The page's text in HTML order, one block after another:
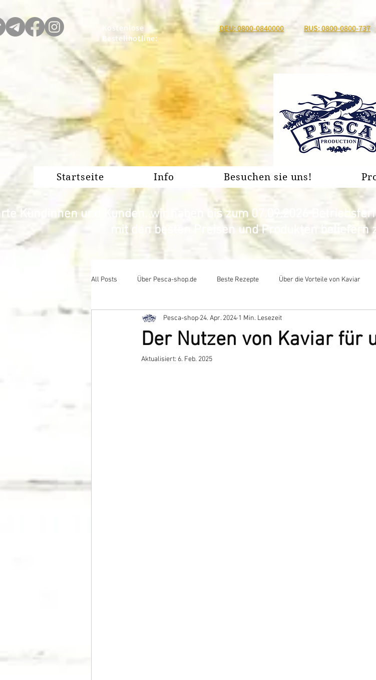
Kostenlose
Bestellhotline:
DEU: 0800-0840000 RUS: 0800-0800-737
Startseite Info Besuchen sie uns!
Kundinnen und Kunden, wir haben bis zum 07.09.2026
mit den besten Preisen und Produkten beliefern
All Posts Über Pesca-shop.de Beste Rezepte ​Über die Vorteile von Kaviar
Der Nutzen von Kaviar für
Pesca-shop 24. Apr. 2024 1 Min. Lesezeit
Aktualisiert: 6. Feb. 2025